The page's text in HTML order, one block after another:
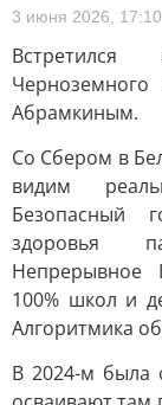
3 июня 2026, 17:10
Встретился
Абрамкиным.
Со Сбером в
видим
Безопасный
здоровья
Непрерывное
100% школ и
Алгоритмика
В 2024-м была